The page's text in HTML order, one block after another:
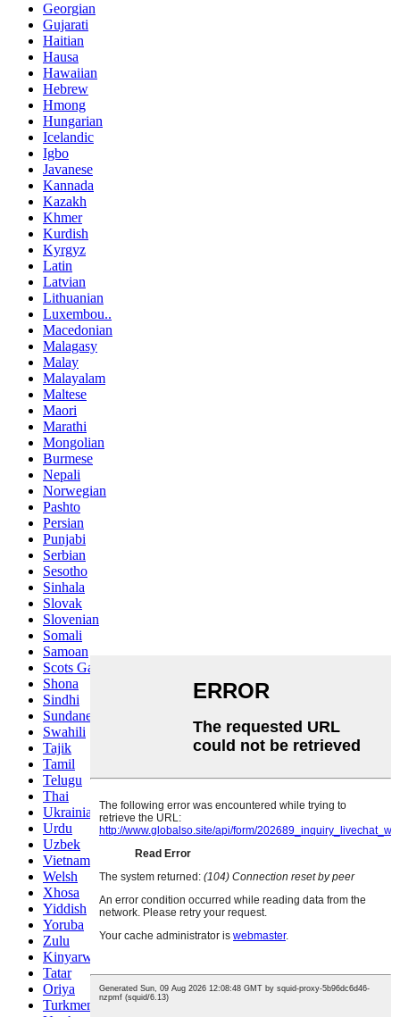
Georgian
Gujarati
Haitian
Hausa
Hawaiian
Hebrew
Hmong
Hungarian
Icelandic
Igbo
Javanese
Kannada
Kazakh
Khmer
Kurdish
Kyrgyz
Latin
Latvian
Lithuanian
Luxembou..
Macedonian
Malagasy
Malay
Malayalam
Maltese
Maori
Marathi
Mongolian
Burmese
Nepali
Norwegian
Pashto
Persian
Punjabi
Serbian
Sesotho
Sinhala
Slovak
Slovenian
Somali
Samoan
Scots Gaelic
Shona
Sindhi
Sundanese
Swahili
Tajik
Tamil
Telugu
Thai
Ukrainian
Urdu
Uzbek
Vietnamese
Welsh
Xhosa
Yiddish
Yoruba
Zulu
Kinyarwanda
Tatar
Oriya
Turkmen